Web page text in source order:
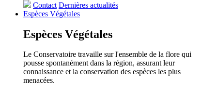
Contact Dernières actualités
Espèces Végétales
Espèces Végétales
Le Conservatoire travaille sur l'ensemble de la flore qui
pousse spontanément dans la région, assurant leur
connaissance et la conservation des espèces les plus
menacées.